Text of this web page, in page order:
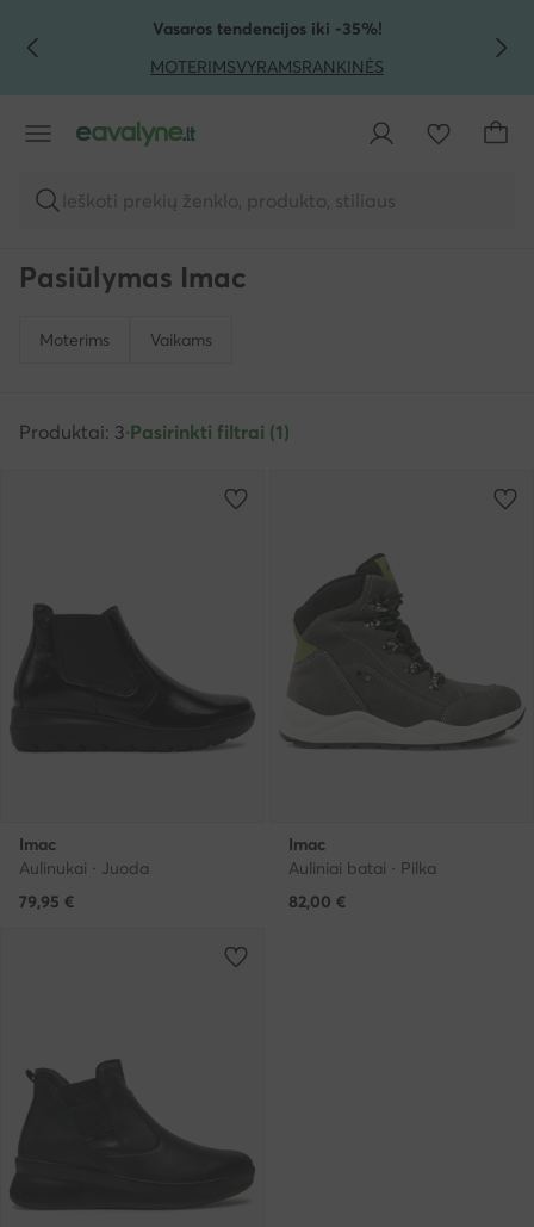
PEREITI PRIE PAGRINDINIO TURINIO
PEREITI Į PAIEŠKĄVasaros tendencijos iki -35%!
MOTERIMSVYRAMSRANKINĖS
Ieškoti prekių ženklo, produkto, stiliaus
Pasiūlymas Imac
Moterims Vaikams
Produktai: 3·Pasirinkti filtrai (1)
Imac
Aulinukai · Juoda
79,95 €
Imac
Auliniai batai · Pilka
82,00 €